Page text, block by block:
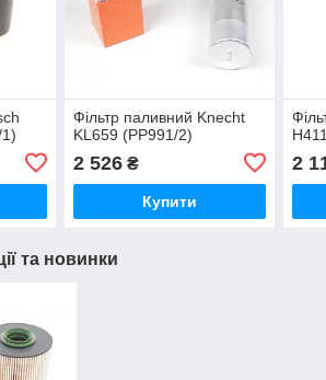
Фільтр паливний Knecht
KL659 (PP991/2)
2 526₴
Купити
2
та новинки